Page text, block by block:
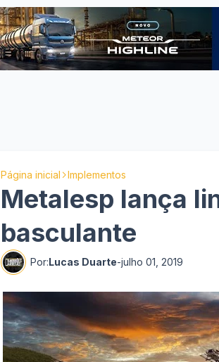
Página inicial Implementos
Metalesp lança
basculante
Por:Lucas Duarte-julho 01, 2019